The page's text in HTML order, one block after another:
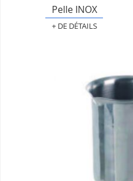
Pelle INOX
+ DE DÉTAILS